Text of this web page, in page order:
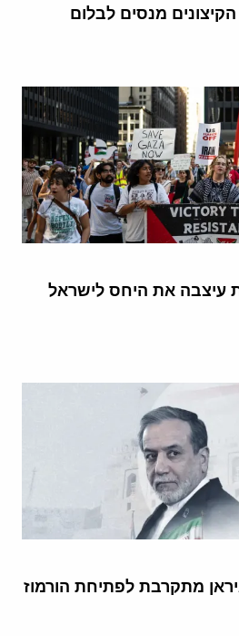
מנסים לבלום
עיצבה את היחס לישראל
מתקרבת לפתיחת הורמוז